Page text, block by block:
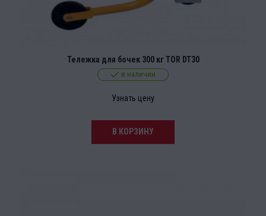
Тележка для бочек 300 кг TOR DT30
в наличии
Узнать цену
В КОРЗИНУ